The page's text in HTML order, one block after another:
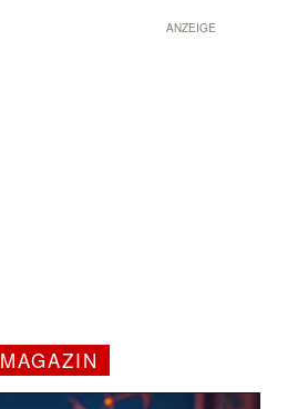
ANZEIGE
MAGAZIN